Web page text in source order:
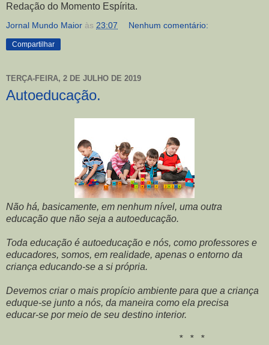
Redação do Momento Espírita.
Jornal Mundo Maior às 23:07 Nenhum comentário:
Compartilhar
TERÇA-FEIRA, 2 DE JULHO DE 2019
Autoeducação.
Não há, basicamente, em nenhum nível, uma outra
educação que não seja a autoeducação.
Toda educação é autoeducação e nós, como professores e
educadores, somos, em realidade, apenas o entorno da
criança educando-se a si própria.
Devemos criar o mais propício ambiente para que a criança
eduque-se junto a nós, da maneira como ela precisa
educar-se por meio de seu destino interior.
* * *